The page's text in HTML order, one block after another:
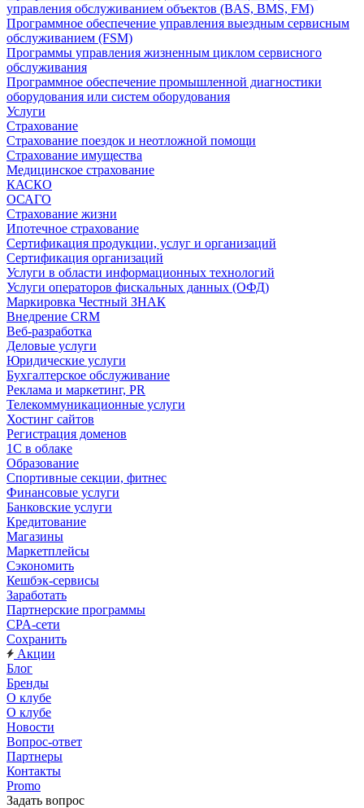
управления обслуживанием объектов (BAS, BMS, FM)
Программное обеспечение управления выездным сервисным
обслуживанием (FSM)
Программы управления жизненным циклом сервисного
обслуживания
Программное обеспечение промышленной диагностики
оборудования или систем оборудования
Услуги
Страхование
Страхование поездок и неотложной помощи
Страхование имущества
Медицинское страхование
КАСКО
ОСАГО
Страхование жизни
Ипотечное страхование
Сертификация продукции, услуг и организаций
Сертификация организаций
Услуги в области информационных технологий
Услуги операторов фискальных данных (ОФД)
Маркировка Честный ЗНАК
Внедрение CRM
Веб-разработка
Деловые услуги
Юридические услуги
Бухгалтерское обслуживание
Реклама и маркетинг, PR
Телекоммуникационные услуги
Хостинг сайтов
Регистрация доменов
1С в облаке
Образование
Спортивные секции, фитнес
Финансовые услуги
Банковские услуги
Кредитование
Магазины
Маркетплейсы
Сэкономить
Кешбэк-сервисы
Заработать
Партнерские программы
CPA-сети
Сохранить
Акции
Блог
Бренды
О клубе
О клубе
Новости
Вопрос-ответ
Партнеры
Контакты
Promo
Задать вопрос